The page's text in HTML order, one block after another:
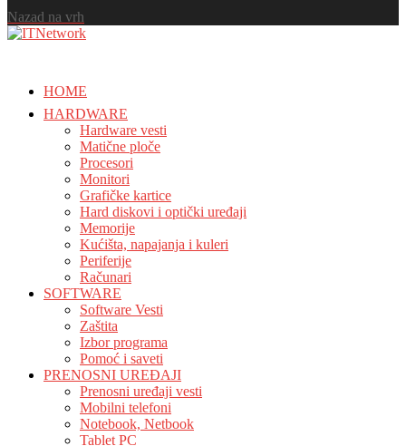
Nazad na vrh
HOME
HARDWARE
Hardware vesti
Matične ploče
Procesori
Monitori
Grafičke kartice
Hard diskovi i optički uređaji
Memorije
Kućišta, napajanja i kuleri
Periferije
Računari
SOFTWARE
Software Vesti
Zaštita
Izbor programa
Pomoć i saveti
PRENOSNI UREĐAJI
Prenosni uređaji vesti
Mobilni telefoni
Notebook, Netbook
Tablet PC